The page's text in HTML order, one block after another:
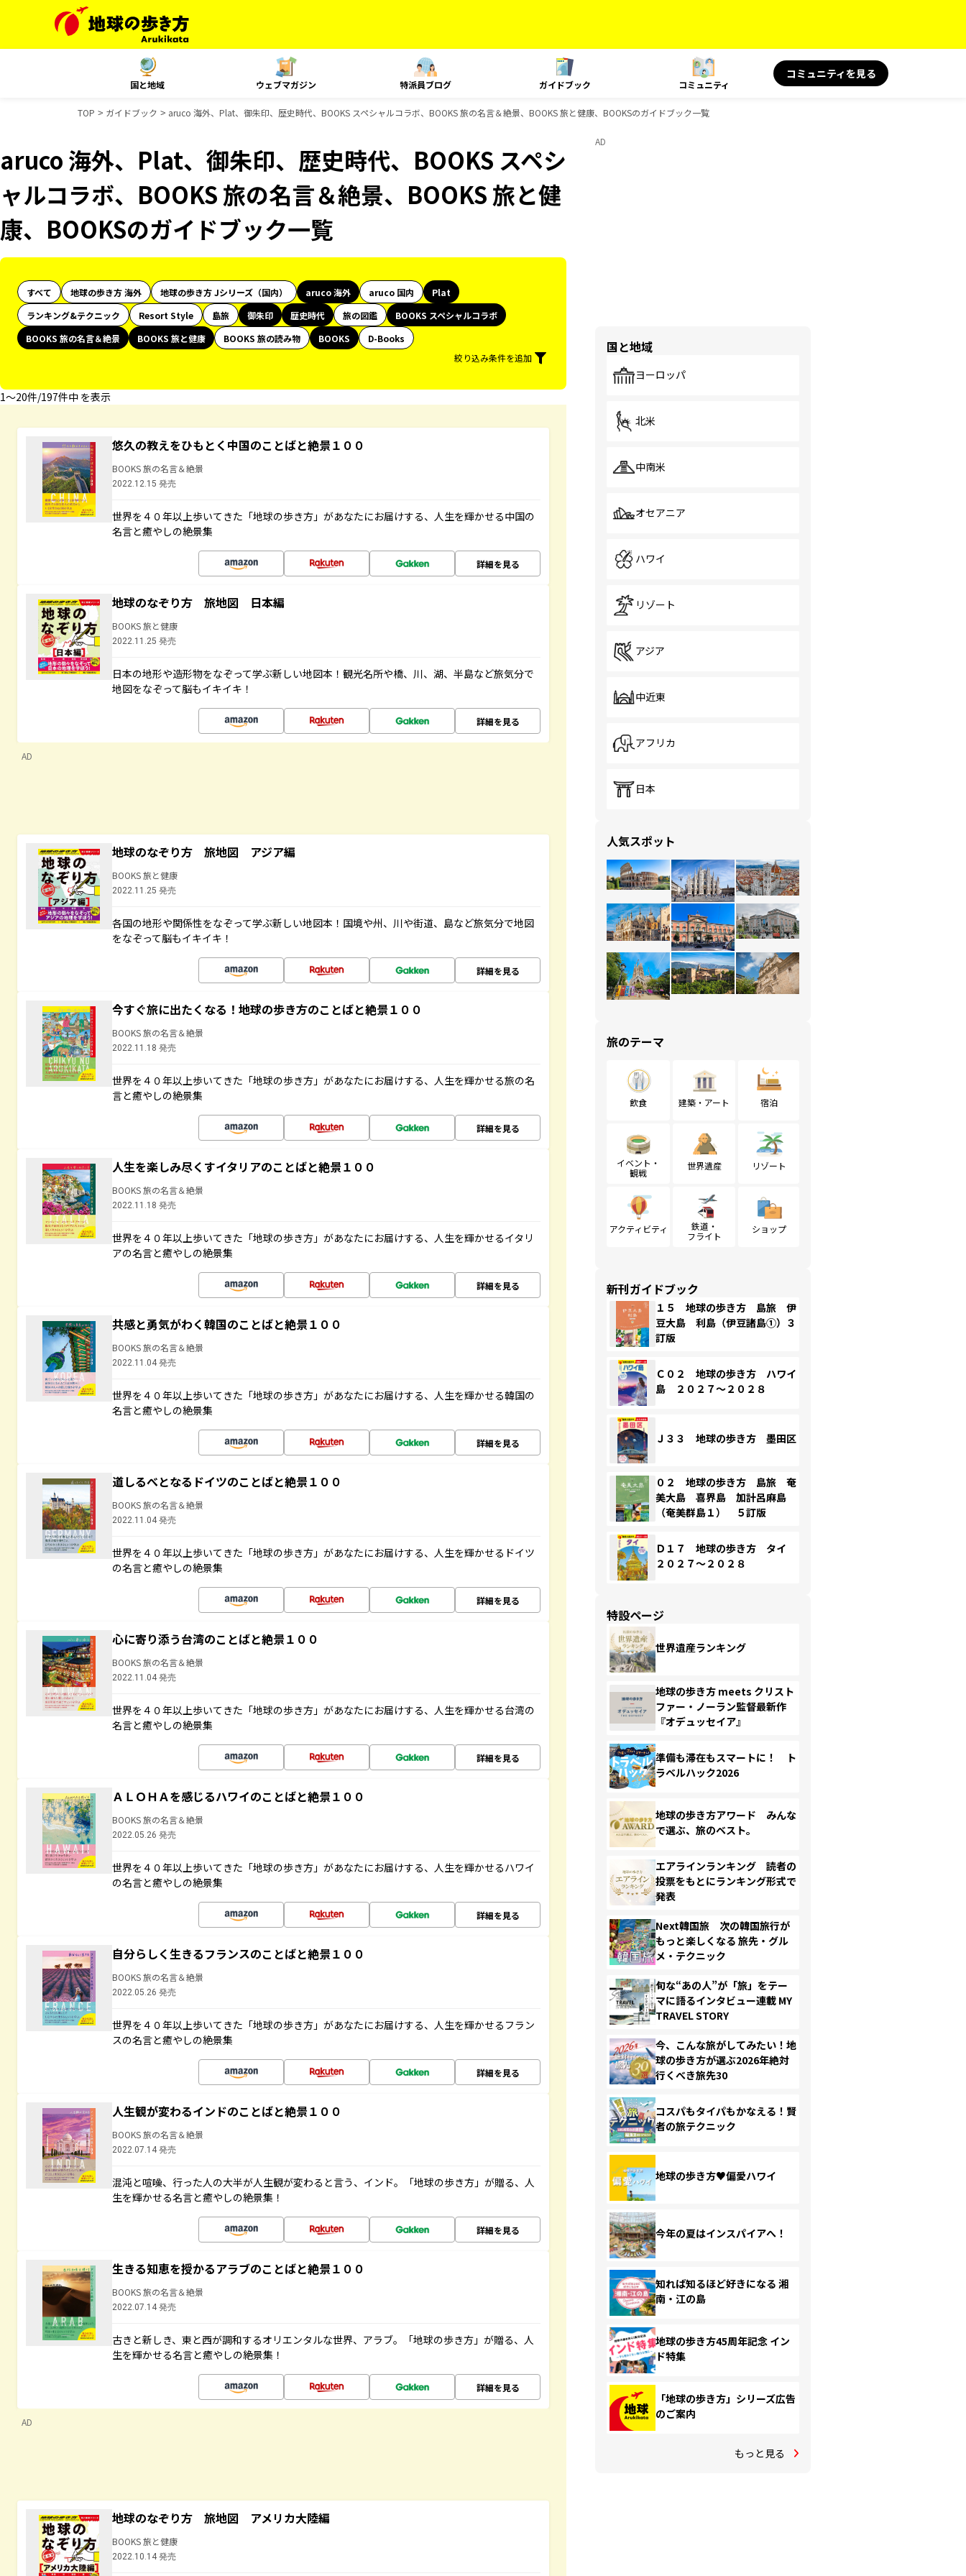
国と地域 ウェブマガジン 特派員ブログ ガイドブック コミュニティ
コミュニティを見る
TOP ガイドブック aruco 海外、Plat、御朱印、歴史時代、BOOKS スペシャルコラボ、BOOKS 旅の名言＆絶景、BOOKS 旅と健康、BOOKSのガイドブック一覧
aruco 海外、Plat、御朱印、歴史時代、BOOKS スペシ
ャルコラボ、BOOKS 旅の名言＆絶景、BOOKS 旅と健
康、BOOKSのガイドブック一覧
すべて 地球の歩き方 海外 地球の歩き方 Jシリーズ（国内） aruco 海外 aruco 国内
Plat
ランキング&テクニック
Resort Style 島旅 御朱印 歴史時代 旅の図鑑
BOOKS スペシャルコラボ
BOOKS 旅の名言＆絶景
BOOKS 旅と健康 BOOKS 旅の読み物 BOOKS
D-Books
絞り込み条件を追加
1〜20件/197件中 を表示
悠久の教えをひもとく中国のことばと絶景１００
BOOKS 旅の名言＆絶景
2022.12.15 発売
世界を４０年以上歩いてきた「地球の歩き方」があなたにお届けする、人生を輝かせる中国の
名言と癒やしの絶景集
詳細を見る
地球のなぞり方 旅地図 日本編
BOOKS 旅と健康
2022.11.25 発売
日本の地形や造形物をなぞって学ぶ新しい地図本！観光名所や橋、川、湖、半島など旅気分で
地図をなぞって脳もイキイキ！
詳細を見る
AD
地球のなぞり方 旅地図 アジア編
BOOKS 旅と健康
2022.11.25 発売
各国の地形や関係性をなぞって学ぶ新しい地図本！国境や州、川や街道、島など旅気分で地図
をなぞって脳もイキイキ！
詳細を見る
今すぐ旅に出たくなる！地球の歩き方のことばと絶景１００
BOOKS 旅の名言＆絶景
2022.11.18 発売
世界を４０年以上歩いてきた「地球の歩き方」があなたにお届けする、人生を輝かせる旅の名
言と癒やしの絶景集
詳細を見る
人生を楽しみ尽くすイタリアのことばと絶景１００
BOOKS 旅の名言＆絶景
2022.11.18 発売
世界を４０年以上歩いてきた「地球の歩き方」があなたにお届けする、人生を輝かせるイタリ
アの名言と癒やしの絶景集
詳細を見る
共感と勇気がわく韓国のことばと絶景１００
BOOKS 旅の名言＆絶景
2022.11.04 発売
世界を４０年以上歩いてきた「地球の歩き方」があなたにお届けする、人生を輝かせる韓国の
名言と癒やしの絶景集
詳細を見る
道しるべとなるドイツのことばと絶景１００
BOOKS 旅の名言＆絶景
2022.11.04 発売
世界を４０年以上歩いてきた「地球の歩き方」があなたにお届けする、人生を輝かせるドイツ
の名言と癒やしの絶景集
詳細を見る
心に寄り添う台湾のことばと絶景１００
BOOKS 旅の名言＆絶景
2022.11.04 発売
世界を４０年以上歩いてきた「地球の歩き方」があなたにお届けする、人生を輝かせる台湾の
名言と癒やしの絶景集
詳細を見る
ＡＬＯＨＡを感じるハワイのことばと絶景１００
BOOKS 旅の名言＆絶景
2022.05.26 発売
世界を４０年以上歩いてきた「地球の歩き方」があなたにお届けする、人生を輝かせるハワイ
の名言と癒やしの絶景集
詳細を見る
自分らしく生きるフランスのことばと絶景１００
BOOKS 旅の名言＆絶景
2022.05.26 発売
世界を４０年以上歩いてきた「地球の歩き方」があなたにお届けする、人生を輝かせるフラン
スの名言と癒やしの絶景集
詳細を見る
人生観が変わるインドのことばと絶景１００
BOOKS 旅の名言＆絶景
2022.07.14 発売
混沌と喧噪、行った人の大半が人生観が変わると言う、インド。「地球の歩き方」が贈る、人
生を輝かせる名言と癒やしの絶景集！
詳細を見る
生きる知恵を授かるアラブのことばと絶景１００
BOOKS 旅の名言＆絶景
2022.07.14 発売
古きと新しき、東と西が調和するオリエンタルな世界、アラブ。「地球の歩き方」が贈る、人
生を輝かせる名言と癒やしの絶景集！
詳細を見る
AD
地球のなぞり方 旅地図 アメリカ大陸編
BOOKS 旅と健康
2022.10.14 発売
AD
国と地域
ヨーロッパ
北米
中南米
オセアニア
ハワイ
リゾート
アジア
中近東
アフリカ
日本
人気スポット
旅のテーマ
飲食 建築・アート 宿泊
イベント・
観戦
世界遺産 リゾート
アクティビティ
鉄道・
フライト
ショップ
新刊ガイドブック
１５ 地球の歩き方 島旅 伊
豆大島 利島（伊豆諸島①）３
訂版
Ｃ０２ 地球の歩き方 ハワイ
島 ２０２７～２０２８
Ｊ３３ 地球の歩き方 墨田区
０２ 地球の歩き方 島旅 奄
美大島 喜界島 加計呂麻島
（奄美群島１） ５訂版
Ｄ１７ 地球の歩き方 タイ
２０２７～２０２８
特設ページ
世界遺産ランキング
地球の歩き方 meets クリスト
ファー・ノーラン監督最新作
『オデュッセイア』
準備も滞在もスマートに！ ト
ラベルハック2026
地球の歩き方アワード みんな
で選ぶ、旅のベスト。
エアラインランキング 読者の
投票をもとにランキング形式で
発表
Next韓国旅 次の韓国旅行が
もっと楽しくなる 旅先・グル
メ・テクニック
旬な“あの人”が「旅」をテー
マに語るインタビュー連載 MY
TRAVEL STORY
今、こんな旅がしてみたい！地
球の歩き方が選ぶ2026年絶対
行くべき旅先30
コスパもタイパもかなえる！賢
者の旅テクニック
地球の歩き方♥偏愛ハワイ
今年の夏はインスパイアへ！
知れば知るほど好きになる 湘
南・江の島
地球の歩き方45周年記念 イン
ド特集
「地球の歩き方」シリーズ広告
のご案内
もっと見る